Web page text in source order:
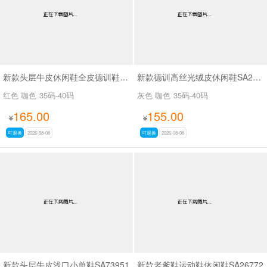
新款头层牛皮休闲鞋全皮德训鞋SA111
红色 咖色 35码-40码
¥165.00
可退换 2026-08-08
新款德训高丝光绒皮休闲鞋SA2H008
灰色 咖色 35码-40码
¥155.00
可退换 2026-08-08
新款头层牛皮浅口小单鞋SA73951 新款老爹鞋运动鞋休闲鞋SA26772